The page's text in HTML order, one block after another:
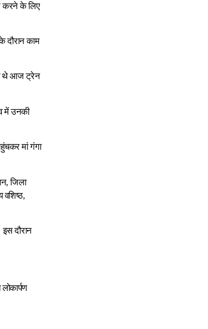
करने के लिए
दौरान काम
थे आज ट्रेन
में उनकी
मां गंगा
जिला
वशिष्ठ,
दौरान